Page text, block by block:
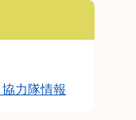
力隊情報